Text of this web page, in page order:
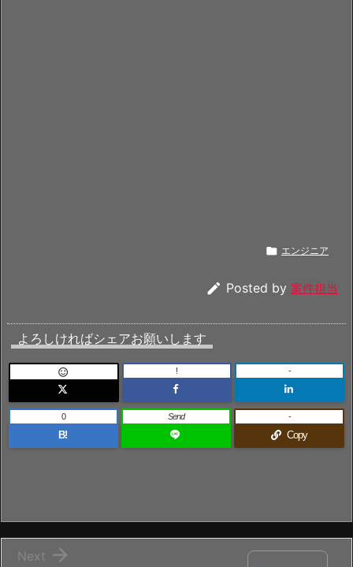
 エンジニア
 Posted by 案件担当
よろしければシェアお願いします
 ! -
B!
0 Send
Copy
-

Next